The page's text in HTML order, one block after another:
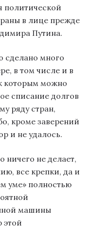
политической
в лице прежде
Путина.
сделано много
в том числе и в
которым можно
списание долгов
ряду стран,
кроме заверений
и не удалось.
ничего не делает,
все крепки, да и
уме» полностью
машины
этой